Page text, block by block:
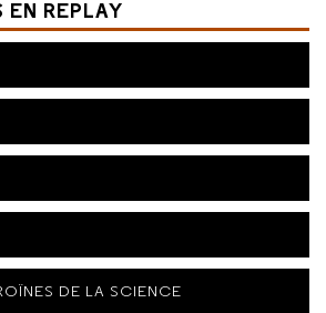
EN REPLAY
DE LA SCIENCE